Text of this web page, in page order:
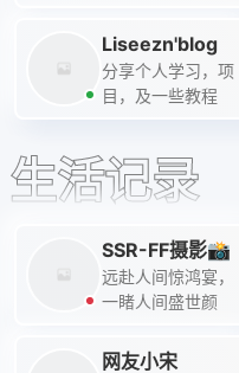
Liseezn'blog
分享个人学习，项
目，及一些教程
生活记录
SSR-FF摄影📸
远赴人间惊鸿宴，
一睹人间盛世颜
网友小宋